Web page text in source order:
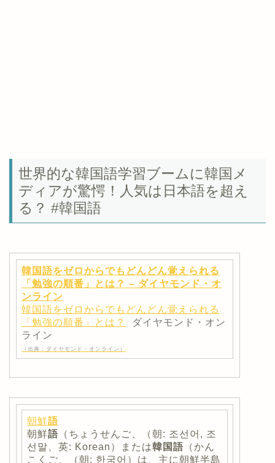
世界的な韓国語学習ブームに韓国メ
ディアが驚愕！人気は日本語を超え
る？ #韓国語
韓国語をゼロからでもどんどん覚えられる
「勉強の順番」とは？ – ダイヤモンド・オ
ンライン
韓国語をゼロからでもどんどん覚えられる
「勉強の順番」とは？
ダイヤモンド・オン
ライン
（出典：ダイヤモンド・オンライン）
朝鮮語
朝鮮語 （ちょうせんご、（朝: 조선어, 조
선말、英: Korean）または韓国語 （かん
こくご、（朝: 한국어）は、主に朝鮮半島